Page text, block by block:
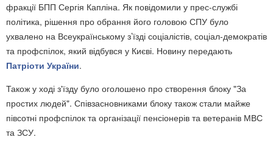
фракції БПП Сергія Капліна. Як повідомили у прес-службі
політика, рішення про обрання його головою СПУ було
ухвалено на Всеукраїнському з’їзді соціалістів, соціал-демократів
та профспілок, який відбувся у Києві. Новину передають
Патріоти України.
Також у ході з'їзду було оголошено про створення блоку "За
простих людей". Співзасновниками блоку також стали майже
півсотні профспілок та організації пенсіонерів та ветеранів МВС
та ЗСУ.